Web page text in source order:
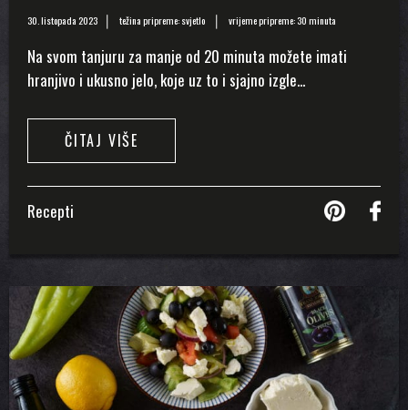
30. listopada 2023 težina pripreme: svjetlo vrijeme pripreme: 30 minuta
Na svom tanjuru za manje od 20 minuta možete imati
hranjivo i ukusno jelo, koje uz to i sjajno izgle...
ČITAJ VIŠE
Recepti